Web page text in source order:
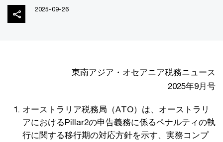
2025-09-26
東南アジア・オセアニア税務ニュース
2025年9月号
オーストラリア税務局（ATO）は、オーストラリ
アにおけるPillar2の申告義務に係るペナルティの執
行に関する移行期の対応方針を示す、実務コンプ